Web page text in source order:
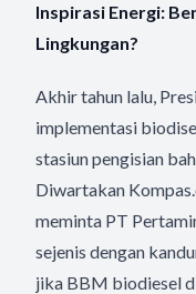
Inspirasi Energi:
Lingkungan?
Akhir tahun lalu,
implementasi
stasiun pengisian
Diwartakan
meminta PT
sejenis dengan
jika BBM biodiesel